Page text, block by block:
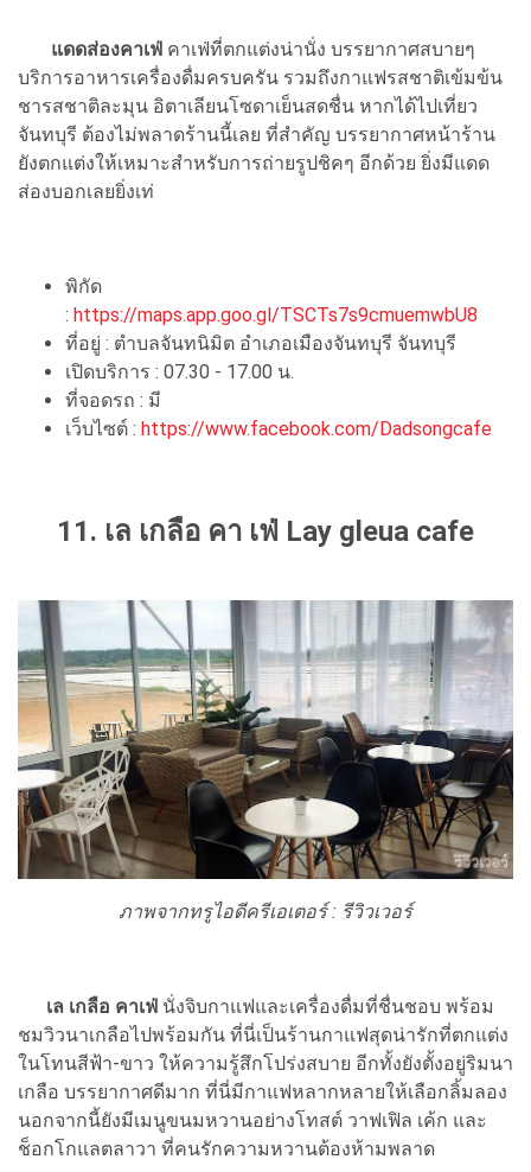
แดดส่องคาเฟ่ คาเฟ่ที่ตกแต่งน่านั่ง บรรยากาศสบายๆ
บริการอาหารเครื่องดื่มครบครัน รวมถึงกาแฟรสชาติเข้มข้น
ชารสชาติละมุน อิตาเลียนโซดาเย็นสดชื่น หากได้ไปเที่ยว
จันทบุรี ต้องไม่พลาดร้านนี้เลย ที่สำคัญ บรรยากาศหน้าร้าน
ยังตกแต่งให้เหมาะสำหรับการถ่ายรูปชิคๆ อีกด้วย ยิ่งมีแดด
ส่องบอกเลยยิ่งเท่
พิกัด
: https://maps.app.goo.gl/TSCTs7s9cmuemwbU8
ที่อยู่ : ตำบลจันทนิมิต อำเภอเมืองจันทบุรี จันทบุรี
เปิดบริการ : 07.30 - 17.00 น.
ที่จอดรถ : มี
เว็บไซต์ : https://www.facebook.com/Dadsongcafe
11. เล เกลือ คา เฟ่ Lay gleua cafe
ภาพจากทรูไอดีครีเอเตอร์ : รีวิวเวอร์
เล เกลือ คาเฟ่ นั่งจิบกาแฟและเครื่องดื่มที่ชื่นชอบ พร้อม
ชมวิวนาเกลือไปพร้อมกัน ที่นี่เป็นร้านกาแฟสุดน่ารักที่ตกแต่ง
ในโทนสีฟ้า-ขาว ให้ความรู้สึกโปร่งสบาย อีกทั้งยังตั้งอยู่ริมนา
เกลือ บรรยากาศดีมาก ที่นี่มีกาแฟหลากหลายให้เลือกลิ้มลอง
นอกจากนี้ยังมีเมนูขนมหวานอย่างโทสต์ วาฟเฟิล เค้ก และ
ช็อกโกแลตลาวา ที่คนรักความหวานต้องห้ามพลาด